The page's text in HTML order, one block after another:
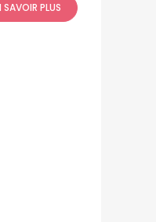
SAVOIR PLUS